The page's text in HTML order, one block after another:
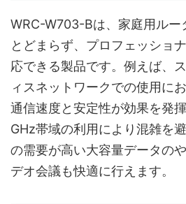
WRC-W703-Bは、家庭用ルー
とどまらず、プロフェッショ
応できる製品です。例えば、
ィスネットワークでの使用に
通信速度と安定性が効果を発
GHz帯域の利用により混雑を
の需要が高い大容量データの
デオ会議も快適に行えます。